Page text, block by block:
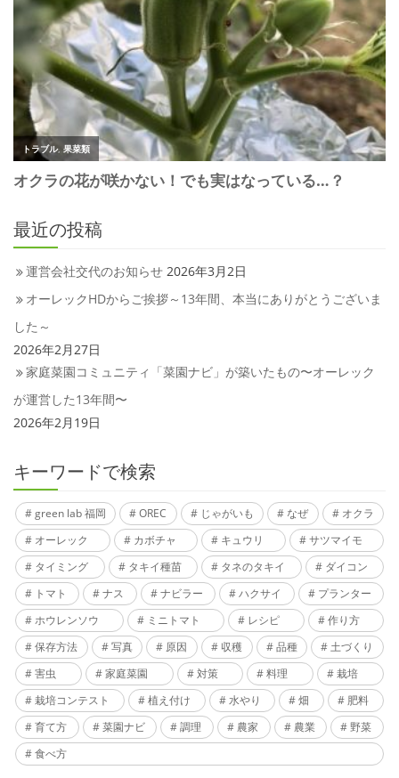
最近の投稿
運営会社交代のお知らせ 2026年3月2日
オーレックHDからご挨拶～13年間、本当にありがとうございま
した～
2026年2月27日
家庭菜園コミュニティ「菜園ナビ」が築いたもの〜オーレック
が運営した13年間〜
2026年2月19日
キーワードで検索
green lab 福岡 OREC じゃがいも なぜ
オクラ
オーレック
カボチャ キュウリ
サツマイモ
タイミング
タキイ種苗 タネのタキイ
ダイコン
トマト
ナス ナビラー ハクサイ
プランター
ホウレンソウ
ミニトマト レシピ
作り方
保存方法
写真 原因 収穫 品種
土づくり
害虫
家庭菜園 対策 料理
栽培
栽培コンテスト
植え付け 水やり 畑
肥料
育て方
菜園ナビ 調理 農家 農業
野菜
食べ方